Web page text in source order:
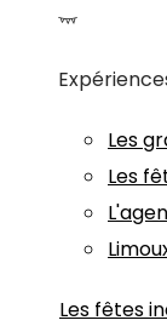
Les
Les
Les fêtes